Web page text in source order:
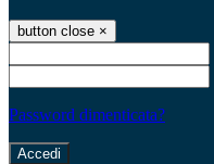
button close ×
Password dimenticata?